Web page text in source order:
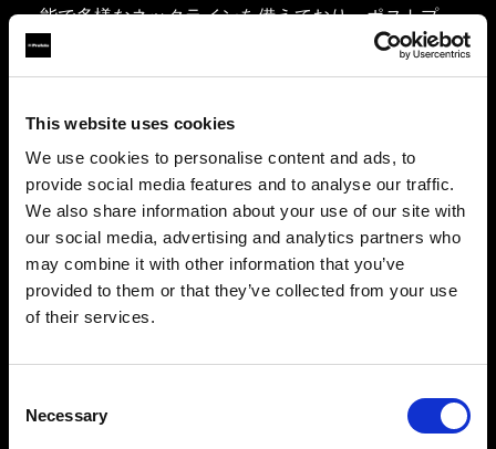
This website uses cookies
We use cookies to personalise content and ads, to
provide social media features and to analyse our traffic.
We also share information about your use of our site with
our social media, advertising and analytics partners who
may combine it with other information that you’ve
provided to them or that they’ve collected from your use
of their services.
Selection
Necessary
能で多様なネックラインを備えており、ポストプ
ロダクションの必要性を最小限に抑えます。